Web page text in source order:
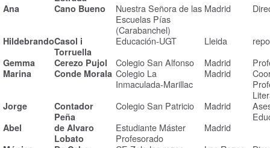
Ana Cano Bueno
Nuestra Señora de las
Escuelas Pías
(Carabanchel)
Madrid
HildebrandoCasol i
Torruella
Educación-UGT Lleida
Gemma Cerezo Pujol Colegio San Alfonso Madrid
Marina Conde Morala Colegio La
Inmaculada-Marillac
Madrid
Jorge
Contador
Peña
Colegio San Patricio Madrid
Abel
de Alvaro
Lobato
Estudiante Máster
Profesorado
Madrid